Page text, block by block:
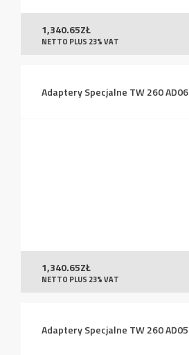
1,340.65ZŁ
NETTO PLUS 23% VAT
Adaptery Specjalne TW 260 AD06
1,340.65ZŁ
NETTO PLUS 23% VAT
Adaptery Specjalne TW 260 AD05